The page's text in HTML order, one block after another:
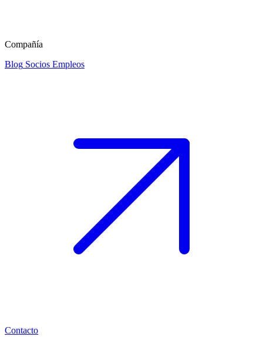
Compañía
Blog Socios Empleos
Contacto